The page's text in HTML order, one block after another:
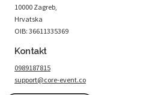
10000 Zagreb,
Hrvatska
OIB: 36611335369
Kontakt
0989187815
support@core-event.co